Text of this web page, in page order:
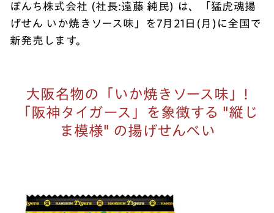
ぼんち株式会社 (社長:遠藤 純民) は、「猛虎魂揚
げせん いか焼きソース味」を7月21日(月)に全国で
新発売します。
大阪名物の「いか焼きソース味」!
「阪神タイガース」を象徴する "縦じ
ま模様" の揚げせんべい